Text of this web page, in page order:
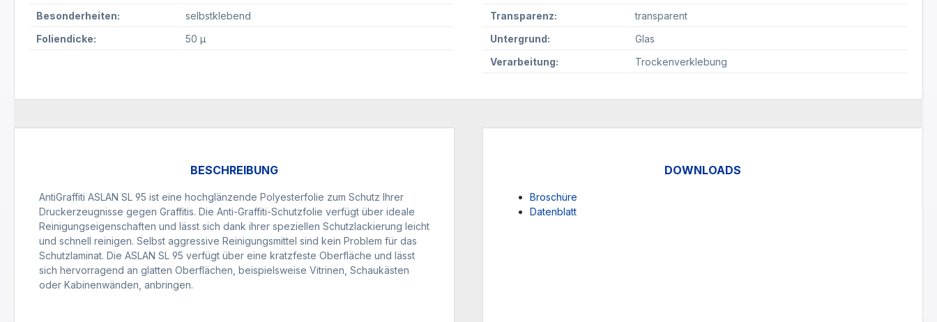
Besonderheiten:
selbstklebend
Foliendicke:
50 µ
Transparenz:
transparent
Untergrund:
Glas
Verarbeitung:
Trockenverklebung
BESCHREIBUNG
AntiGraffiti ASLAN SL 95 ist eine hochglänzende Polyesterfolie zum Schutz Ihrer
Druckerzeugnisse gegen Graffitis. Die Anti-Graffiti-Schutzfolie verfügt über ideale
Reinigungseigenschaften und lässt sich dank ihrer speziellen Schutzlackierung leicht
und schnell reinigen. Selbst aggressive Reinigungsmittel sind kein Problem für das
Schutzlaminat. Die ASLAN SL 95 verfügt über eine kratzfeste Oberfläche und lässt
sich hervorragend an glatten Oberflächen, beispielsweise Vitrinen, Schaukästen
oder Kabinenwänden, anbringen.
DOWNLOADS
Broschüre
Datenblatt